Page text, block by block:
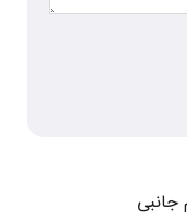
جانبی